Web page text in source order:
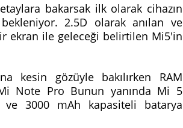
bakarsak ilk olarak cihazın
2.5D olarak anılan ve
ekran ile geleceği belirtilen Mi5'in
kesin gözüyle bakılırken RAM
Note Pro Bunun yanında Mi 5
3000 mAh kapasiteli batarya